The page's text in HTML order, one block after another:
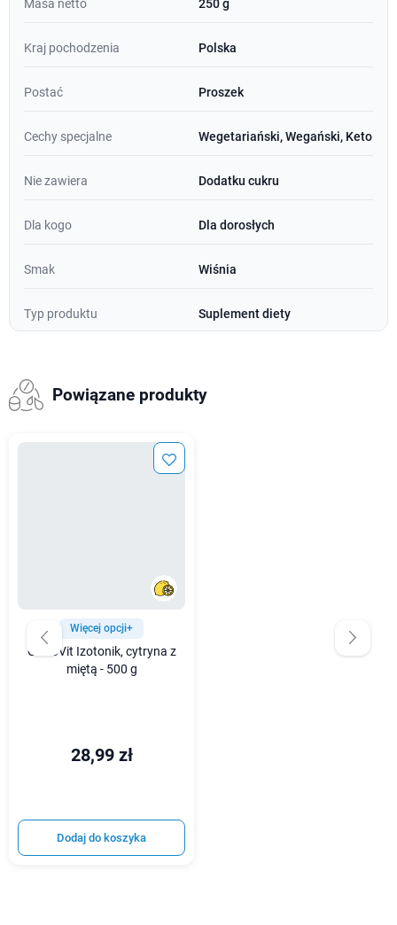
Masa netto 250 g
Kraj pochodzenia Polska
Postać Proszek
Cechy specjalne Wegetariański, Wegański, Keto
Nie zawiera Dodatku cukru
Dla kogo Dla dorosłych
Smak Wiśnia
Typ produktu Suplement diety
Powiązane produkty
Więcej opcji+
OstroVit Izotonik, cytryna z
miętą - 500 g
28,99 zł
Dodaj do koszyka